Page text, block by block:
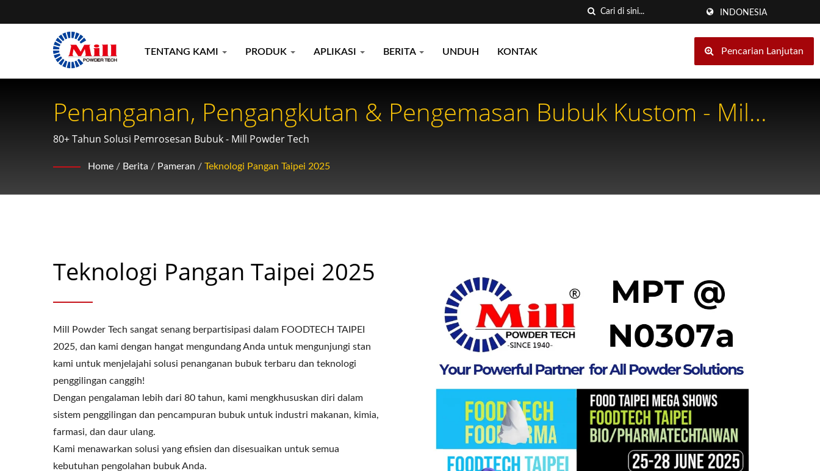
INDONESIA
TENTANG KAMI PRODUK APLIKASI BERITA UNDUH KONTAK Pencarian Lanjutan
Penanganan, Pengangkutan & Pengemasan Bubuk Kustom - Mill
Powder Tech
80+ Tahun Solusi Pemrosesan Bubuk - Mill Powder Tech
Home / Berita / Pameran / Teknologi Pangan Taipei 2025
Teknologi Pangan Taipei 2025
Mill Powder Tech sangat senang berpartisipasi dalam FOODTECH TAIPEI
2025, dan kami dengan hangat mengundang Anda untuk mengunjungi stan
kami untuk menjelajahi solusi penanganan bubuk terbaru dan teknologi
penggilingan canggih!
Dengan pengalaman lebih dari 80 tahun, kami mengkhususkan diri dalam
sistem penggilingan dan pencampuran bubuk untuk industri makanan, kimia,
farmasi, dan daur ulang.
Kami menawarkan solusi yang efisien dan disesuaikan untuk semua
kebutuhan pengolahan bubuk Anda.